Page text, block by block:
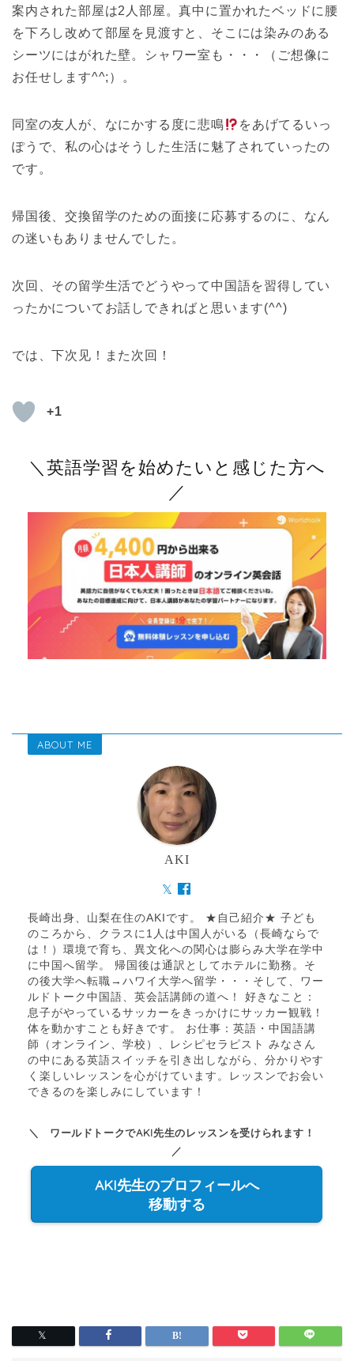
案内された部屋は2人部屋。真中に置かれたベッドに腰
を下ろし改めて部屋を見渡すと、そこには染みのある
シーツにはがれた壁。シャワー室も・・・（ご想像に
お任せします^^;）。
同室の友人が、なにかする度に悲鳴
をあげてるいっ
ぽうで、私の心はそうした生活に魅了されていったの
です。
帰国後、交換留学のための面接に応募するのに、なん
の迷いもありませんでした。
次回、その留学生活でどうやって中国語を習得してい
ったかについてお話しできればと思います(^^)
では、下次见！また次回！
+1
＼英語学習を始めたいと感じた方へ
／
ABOUT ME
AKI
長崎出身、山梨在住のAKIです。 ★自己紹介★ 子ども
のころから、クラスに1人は中国人がいる（長崎ならで
は！）環境で育ち、異文化への関心は膨らみ大学在学中
に中国へ留学。 帰国後は通訳としてホテルに勤務。そ
の後大学へ転職→ハワイ大学へ留学・・・そして、ワー
ルドトーク中国語、英会話講師の道へ！ 好きなこと：
息子がやっているサッカーをきっかけにサッカー観戦！
体を動かすことも好きです。 お仕事：英語・中国語講
師（オンライン、学校）、レシピセラピスト みなさん
の中にある英語スイッチを引き出しながら、分かりやす
く楽しいレッスンを心がけています。レッスンでお会い
できるのを楽しみにしています！
＼ ワールドトークでAKI先生のレッスンを受けられます！
／
AKI先生のプロフィールへ
移動する